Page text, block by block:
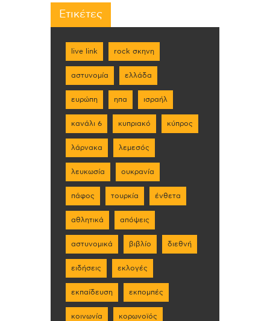
Ετικέτες
live link rock σκηνη
αστυνομία ελλάδα
ευρώπη ηπα ισραήλ
κανάλι 6 κυπριακό κύπρος
λάρνακα λεμεσός
λευκωσία ουκρανία
πάφος τουρκία ένθετα
αθλητικά απόψεις
αστυνομικά βιβλίο διεθνή
ειδήσεις εκλογές
εκπαίδευση εκπομπές
κοινωνία κορωνοϊός